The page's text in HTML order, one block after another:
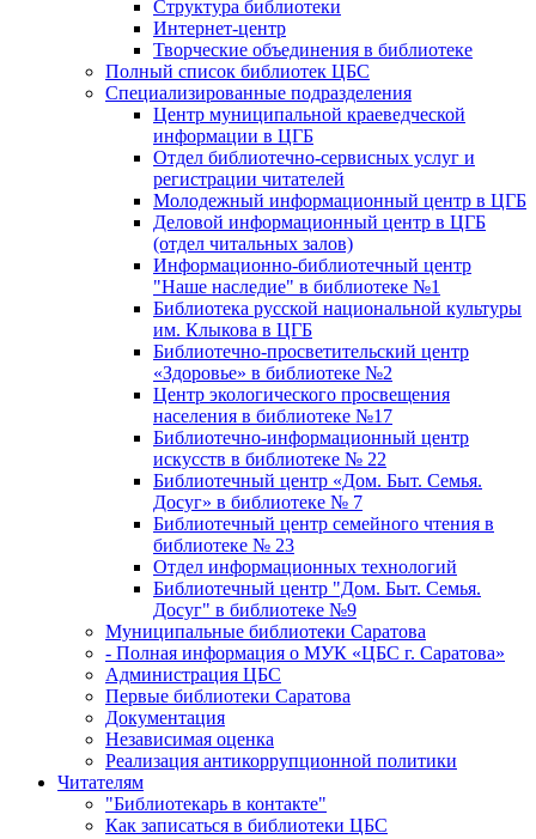
Структура библиотеки
Интернет-центр
Творческие объединения в библиотеке
Полный список библиотек ЦБС
Специализированные подразделения
Центр муниципальной краеведческой
информации в ЦГБ
Отдел библиотечно-сервисных услуг и
регистрации читателей
Молодежный информационный центр в ЦГБ
Деловой информационный центр в ЦГБ
(отдел читальных залов)
Информационно-библиотечный центр
"Наше наследие" в библиотеке №1
Библиотека русской национальной культуры
им. Клыкова в ЦГБ
Библиотечно-просветительский центр
«Здоровье» в библиотеке №2
Центр экологического просвещения
населения в библиотеке №17
Библиотечно-информационный центр
искусств в библиотеке № 22
Библиотечный центр «Дом. Быт. Семья.
Досуг» в библиотеке № 7
Библиотечный центр семейного чтения в
библиотеке № 23
Отдел информационных технологий
Библиотечный центр "Дом. Быт. Семья.
Досуг" в библиотеке №9
Муниципальные библиотеки Саратова
- Полная информация о МУК «ЦБС г. Саратова»
Администрация ЦБС
Первые библиотеки Саратова
Документация
Независимая оценка
Реализация антикоррупционной политики
Читателям
"Библиотекарь в контакте"
Как записаться в библиотеки ЦБС